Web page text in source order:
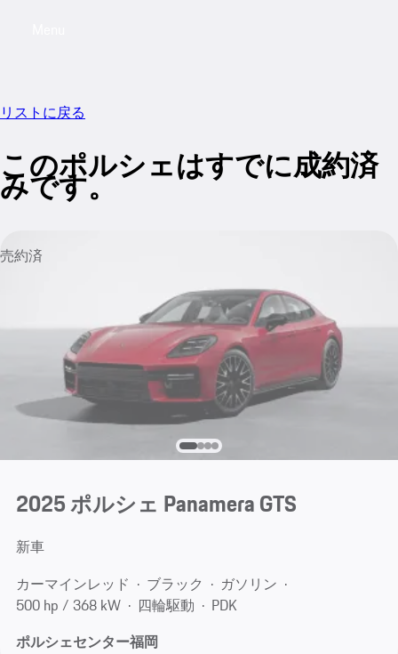
リストに戻る
このポルシェはすでに成約済
みです。
売約済
2025 ポルシェ Panamera GTS
新車
カーマインレッド
ブラック
ガソリン
500 hp / 368 kW
四輪駆動
PDK
ポルシェセンター福岡